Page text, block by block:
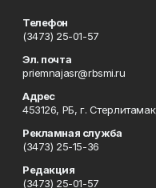
Телефон
(3473) 25-01-57
Эл. почта
priemnajasr@rbsmi.ru
Адрес
453126, РБ, г.
Рекламная служба
(3473) 25-15-36
Редакция
(3473) 25-01-57